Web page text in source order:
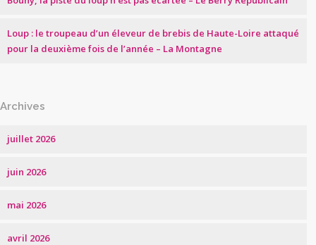
Loup : le troupeau d’un éleveur de brebis de Haute-Loire attaqué
pour la deuxième fois de l’année – La Montagne
Archives
juillet 2026
juin 2026
mai 2026
avril 2026